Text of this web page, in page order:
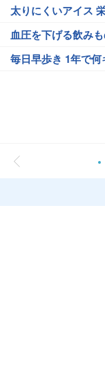
太りにくいアイス
血圧を下げる飲み
毎日早歩き 1年で